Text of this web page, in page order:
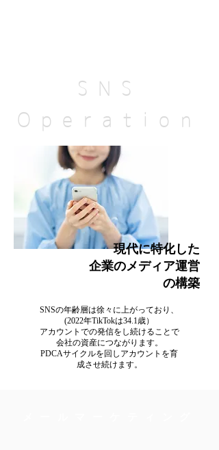
SNS
Operation
現代に特化した
企業のメディア運営
の構築
SNSの年齢層は徐々に上がっており、
(2022年TikTokは34.1歳）
アカウントでの発信をし続けることで
会社の資産につながります。
​PDCAサイクルを回しアカウントを育
成させ続けます。